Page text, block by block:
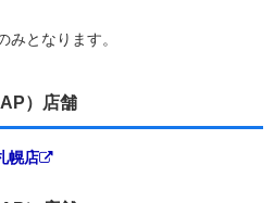
となります。
）店舗
幌店